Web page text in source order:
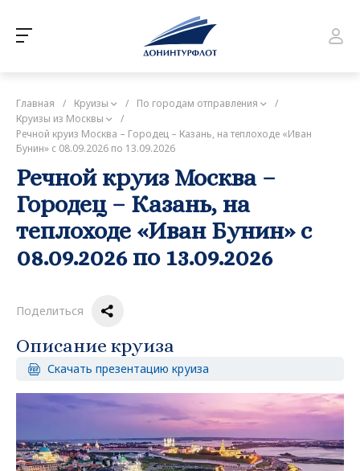
Главная / Круизы / По городам отправления
/
Круизы из Москвы
/
Речной круиз Москва – Городец – Казань, на теплоходе «Иван
Бунин» с 08.09.2026 по 13.09.2026
Речной круиз Москва –
Городец – Казань, на
теплоходе «Иван Бунин» с
08.09.2026 по 13.09.2026
Поделиться
Описание круиза
Скачать презентацию круиза